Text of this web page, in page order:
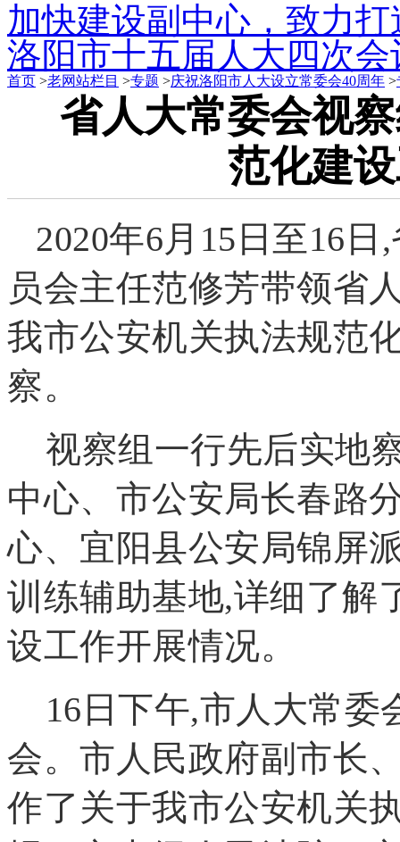
加快建设副中心，致力
洛阳市十五届人大四次会
首页 >老网站栏目 >专题 >庆祝洛阳市人大设立常委会40周年 >
省人大常委会视
范化建
2020年6月15日至16
员会主任范修芳带领省
我市公安机关执法规范
察。
视察组一行先后实地
中心、市公安局长春路
心、宜阳县公安局锦屏
训练辅助基地,详细了解
设工作开展情况。
16日下午,市人大常
会。市人民政府副市长
作了关于我市公安机关